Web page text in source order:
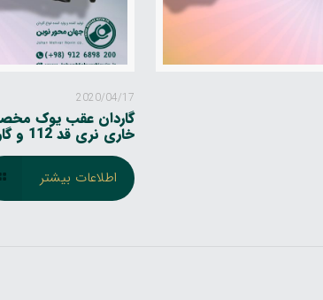
2020/04/17
خاری نری قد 112 و گاردان جلو 27×74 قد 70س
اطلاعات بیشتر